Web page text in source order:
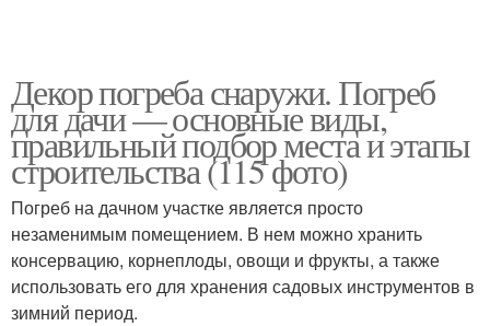
Декор погреба снаружи. Погреб
для дачи — основные виды,
правильный подбор места и этапы
строительства (115 фото)
Погреб на дачном участке является просто
незаменимым помещением. В нем можно хранить
консервацию, корнеплоды, овощи и фрукты, а также
использовать его для хранения садовых инструментов в
зимний период.